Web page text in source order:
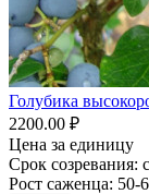
Голубика
2200.00 ₽
Цена за единицу
Срок созревания:
Рост саженца: 50-